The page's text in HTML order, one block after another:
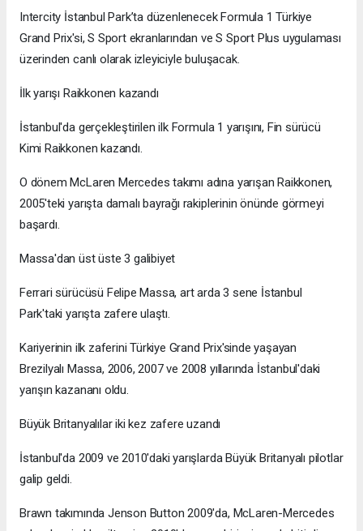
Intercity İstanbul Park’ta düzenlenecek Formula 1 Türkiye
Grand Prix'si, S Sport ekranlarından ve S Sport Plus uygulaması
üzerinden canlı olarak izleyiciyle buluşacak.
İlk yarışı Raikkonen kazandı
İstanbul'da gerçekleştirilen ilk Formula 1 yarışını, Fin sürücü
Kimi Raikkonen kazandı.
O dönem McLaren Mercedes takımı adına yarışan Raikkonen,
2005'teki yarışta damalı bayrağı rakiplerinin önünde görmeyi
başardı.
Massa'dan üst üste 3 galibiyet
Ferrari sürücüsü Felipe Massa, art arda 3 sene İstanbul
Park'taki yarışta zafere ulaştı.
Kariyerinin ilk zaferini Türkiye Grand Prix'sinde yaşayan
Brezilyalı Massa, 2006, 2007 ve 2008 yıllarında İstanbul'daki
yarışın kazananı oldu.
Büyük Britanyalılar iki kez zafere uzandı
İstanbul'da 2009 ve 2010'daki yarışlarda Büyük Britanyalı pilotlar
galip geldi.
Brawn takımında Jenson Button 2009'da, McLaren-Mercedes